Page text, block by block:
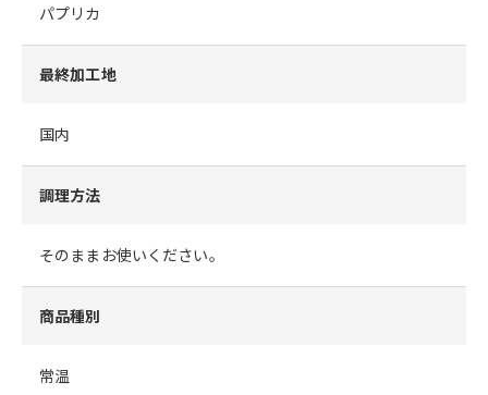
パプリカ
最終加工地
国内
調理方法
そのままお使いください。
商品種別
常温